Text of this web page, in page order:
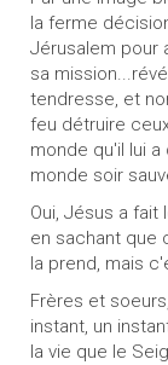
la ferme
Jérusalem pour
sa
tendresse, et
feu détruire
monde qu'il lui
monde soir
Oui, Jésus a
en sachant que
la prend, mais
Frères et
instant, un
la vie que le